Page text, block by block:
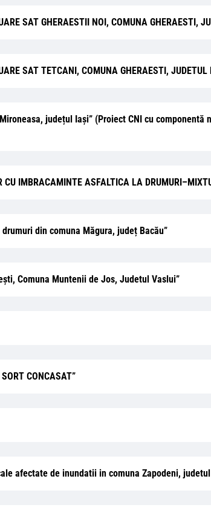
SAT GHERAESTII NOI, COMUNA GHERAESTI,
SAT TETCANI, COMUNA GHERAESTI, JUDETUL
județul Iași” (Proiect CNI cu
IMBRACAMINTE ASFALTICA LA
din comuna Măgura, județ Bacău”
Comuna Muntenii de Jos, Judetul Vaslui”
CONCASAT”
afectate de inundatii in comuna Zapodeni,